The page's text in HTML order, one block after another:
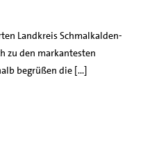
Landkreis Schmalkalden-
zu den markantesten
begrüßen die […]